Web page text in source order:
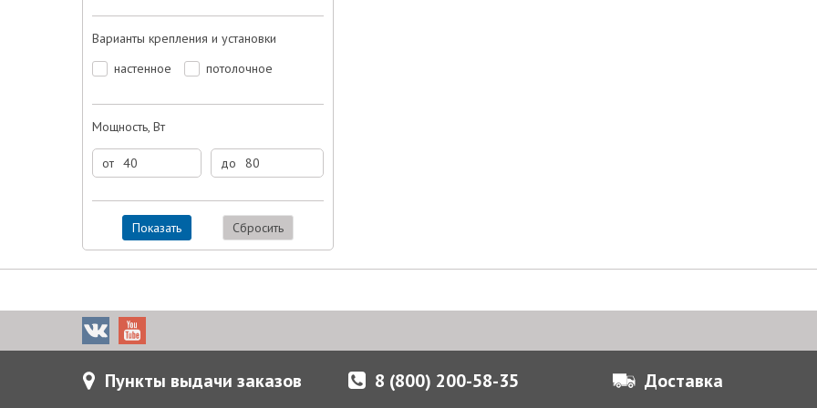
Варианты крепления и установки
настенное
потолочное
Мощность, Вт
от до
Показать Сбросить
Пункты выдачи заказов 8 (800) 200-58-35 Доставка